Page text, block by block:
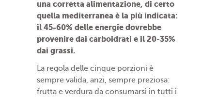
una corretta alimentazione, di certo
quella mediterranea è la più indicata:
il 45-60% delle energie dovrebbe
provenire dai carboidrati e il 20-35%
dai grassi.
La regola delle cinque porzioni è
sempre valida, anzi, sempre preziosa:
frutta e verdura da consumarsi in tutti i